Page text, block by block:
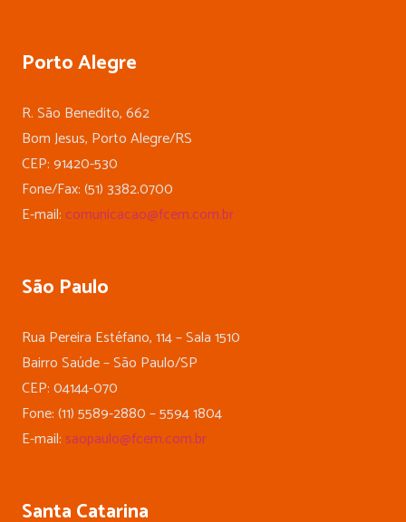
Porto Alegre
R. São Benedito, 662
Bom Jesus, Porto Alegre/RS
CEP: 91420-530
Fone/Fax: (51) 3382.0700
E-mail: comunicacao@fcem.com.br
São Paulo
Rua Pereira Estéfano, 114 – Sala 1510
Bairro Saúde – São Paulo/SP
CEP: 04144-070
Fone: (11) 5589-2880 – 5594 1804
E-mail: saopaulo@fcem.com.br
Santa Catarina